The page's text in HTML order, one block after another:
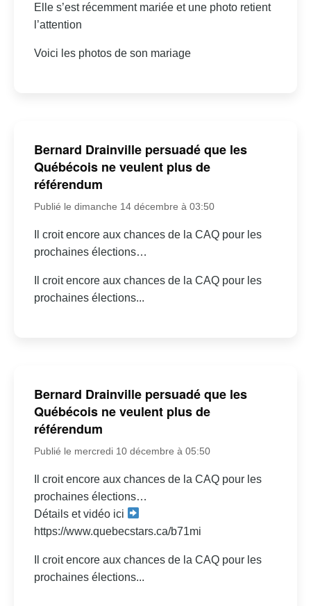
Elle s’est récemment mariée et une photo retient
l’attention
Voici les photos de son mariage
Bernard Drainville persuadé que les
Québécois ne veulent plus de
référendum
Publié le dimanche 14 décembre à 03:50
Il croit encore aux chances de la CAQ pour les
prochaines élections…
Il croit encore aux chances de la CAQ pour les
prochaines élections...
Bernard Drainville persuadé que les
Québécois ne veulent plus de
référendum
Publié le mercredi 10 décembre à 05:50
Il croit encore aux chances de la CAQ pour les
prochaines élections…
Détails et vidéo ici
https://www.quebecstars.ca/b71mi
Il croit encore aux chances de la CAQ pour les
prochaines élections...